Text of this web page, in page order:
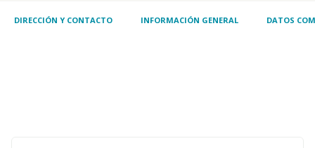
DIRECCIÓN Y CONTACTO INFORMACIÓN GENERAL DATOS